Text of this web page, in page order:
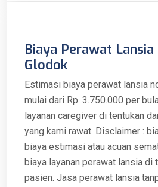
Biaya Perawat
Glodok
Estimasi biaya perawat lansia
mulai dari Rp. 3.750.000 per
layanan caregiver di tentukan
yang kami rawat. Disclaimer :
biaya estimasi atau acuan
biaya layanan perawat lansia di
pasien. Jasa perawat lansia